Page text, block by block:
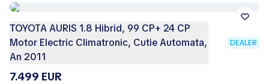
TOYOTA AURIS 1.8 Hibrid, 99 CP+ 24 CP
Motor Electric Climatronic, Cutie Automata,
An 2011
DEALER
7.499 EUR